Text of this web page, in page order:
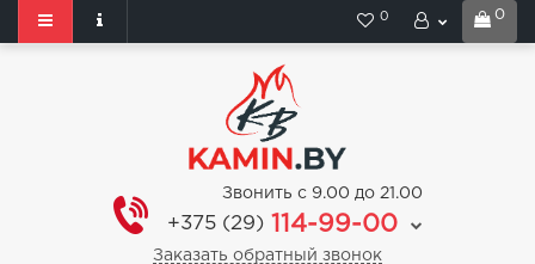
0
0
Звонить с 9.00 до 21.00
+375 (29) 114-99-00
Заказать обратный звонок